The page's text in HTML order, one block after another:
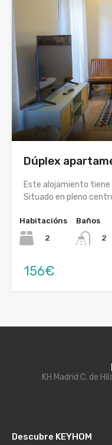
Dúplex
Este alojamiento
Situado en pleno
Habitacións
2
Baños
2
156€
KH Madrid C. de
Descubre KEYHOM